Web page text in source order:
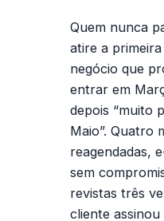
Quem nunca
atire a
negócio que
entrar em
depois “muito
Maio”. Quatro
reagendadas,
sem
revistas três
cliente